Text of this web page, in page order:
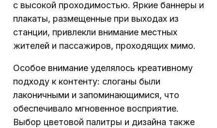
с высокой проходимостью. Яркие баннеры и
плакаты, размещенные при выходах из
станции, привлекли внимание местных
жителей и пассажиров, проходящих мимо.
Особое внимание уделялось креативному
подходу к контенту: слоганы были
лаконичными и запоминающимися, что
обеспечивало мгновенное восприятие.
Выбор цветовой палитры и дизайна также